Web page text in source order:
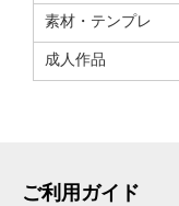
素材・テンプレ
成人作品
ご利用ガイド